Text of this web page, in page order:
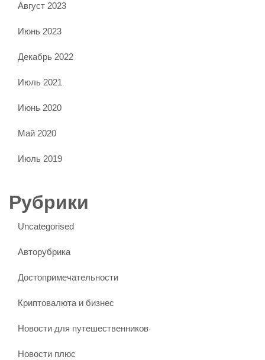
Август 2023
Июнь 2023
Декабрь 2022
Июль 2021
Июнь 2020
Май 2020
Июль 2019
Рубрики
Uncategorised
Авторубрика
Достопримечательности
Криптовалюта и бизнес
Новости для путешественников
Новости плюс